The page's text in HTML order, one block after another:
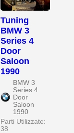
Tuning
BMW 3
Series 4
Door
Saloon
1990
BMW 3
Series 4
Door
Saloon
1990
Parti Utilizzate:
38